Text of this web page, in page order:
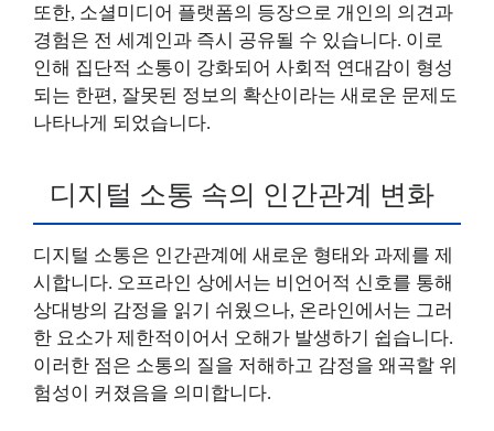
또한, 소셜미디어 플랫폼의 등장으로 개인의 의견과
경험은 전 세계인과 즉시 공유될 수 있습니다. 이로
인해 집단적 소통이 강화되어 사회적 연대감이 형성
되는 한편, 잘못된 정보의 확산이라는 새로운 문제도
나타나게 되었습니다.
디지털 소통 속의 인간관계 변화
디지털 소통은 인간관계에 새로운 형태와 과제를 제
시합니다. 오프라인 상에서는 비언어적 신호를 통해
상대방의 감정을 읽기 쉬웠으나, 온라인에서는 그러
한 요소가 제한적이어서 오해가 발생하기 쉽습니다.
이러한 점은 소통의 질을 저해하고 감정을 왜곡할 위
험성이 커졌음을 의미합니다.